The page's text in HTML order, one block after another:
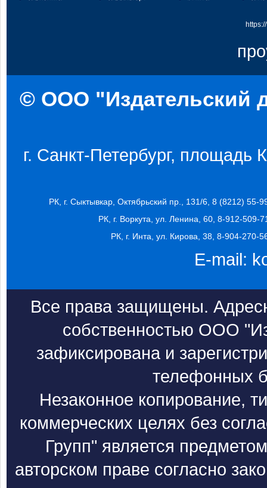
© ООО "Издательский
г. Санкт-Петербург, площадь
РК, г. Сыктывкар, Октябрьский пр., 131/6, 8 (8212) 55-
РК, г. Воркута, ул. Ленина, 60, 8-912-509-
РК, г. Инта, ул. Кирова, 38, 8-904-270-
E-mail:
Все права защищены.
собственностью ООО
зафиксирована и
телефонных
Незаконное копирование,
коммерческих целях без
Групп" является
авторском праве согласно